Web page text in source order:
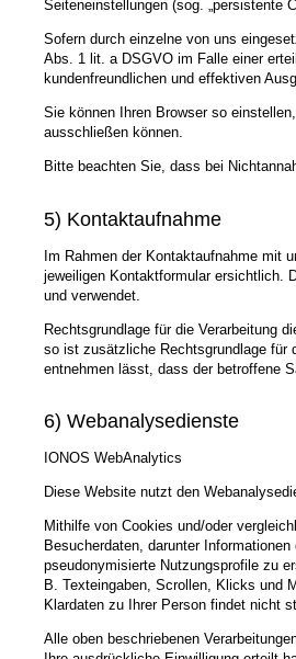
Seiteneinstellungen (sog. „persistente
Sofern durch einzelne von uns
Abs. 1 lit. a DSGVO im Falle einer
kundenfreundlichen und effektiven
Sie können Ihren Browser so
ausschließen können.
Bitte beachten Sie, dass bei
5) Kontaktaufnahme
Im Rahmen der Kontaktaufnahme mit
jeweiligen Kontaktformular ersichtlich.
und verwendet.
Rechtsgrundlage für die Verarbeitung
so ist zusätzliche Rechtsgrundlage für
entnehmen lässt, dass der betroffene
6) Webanalysedienste
IONOS WebAnalytics
Diese Website nutzt den
Mithilfe von Cookies und/oder
Besucherdaten, darunter
pseudonymisierte Nutzungsprofile zu
B. Texteingaben, Scrollen, Klicks und
Klardaten zu Ihrer Person findet nicht
Alle oben beschriebenen